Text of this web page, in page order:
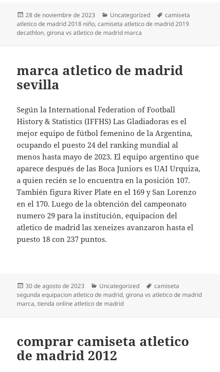
Publicado
el
28 de noviembre de 2023 Categorías
Uncategorized Etiquetas
camiseta
atletico de madrid 2018 niño,camiseta atletico de madrid 2019
decathlon,girona vs atletico de madrid marca
marca atletico de madrid
sevilla
Según la International Federation of Football
History & Statistics (IFFHS) Las Gladiadoras es el
mejor equipo de fútbol femenino de la Argentina,
ocupando el puesto 24 del ranking mundial al
menos hasta mayo de 2023. El equipo argentino que
aparece después de las Boca Juniors es UAI Urquiza,
a quien recién se lo encuentra en la posición 107.
También figura River Plate en el 169 y San Lorenzo
en el 170. Luego de la obtención del campeonato
numero 29 para la institución, equipacion del
atletico de madrid las xeneizes avanzaron hasta el
puesto 18 con 237 puntos.
Publicado
el
30 de agosto de 2023 Categorías
Uncategorized Etiquetas
camiseta
segunda equipacion atletico de madrid,girona vs atletico de madrid
marca,tienda online atletico de madrid
comprar camiseta atletico
de madrid 2012